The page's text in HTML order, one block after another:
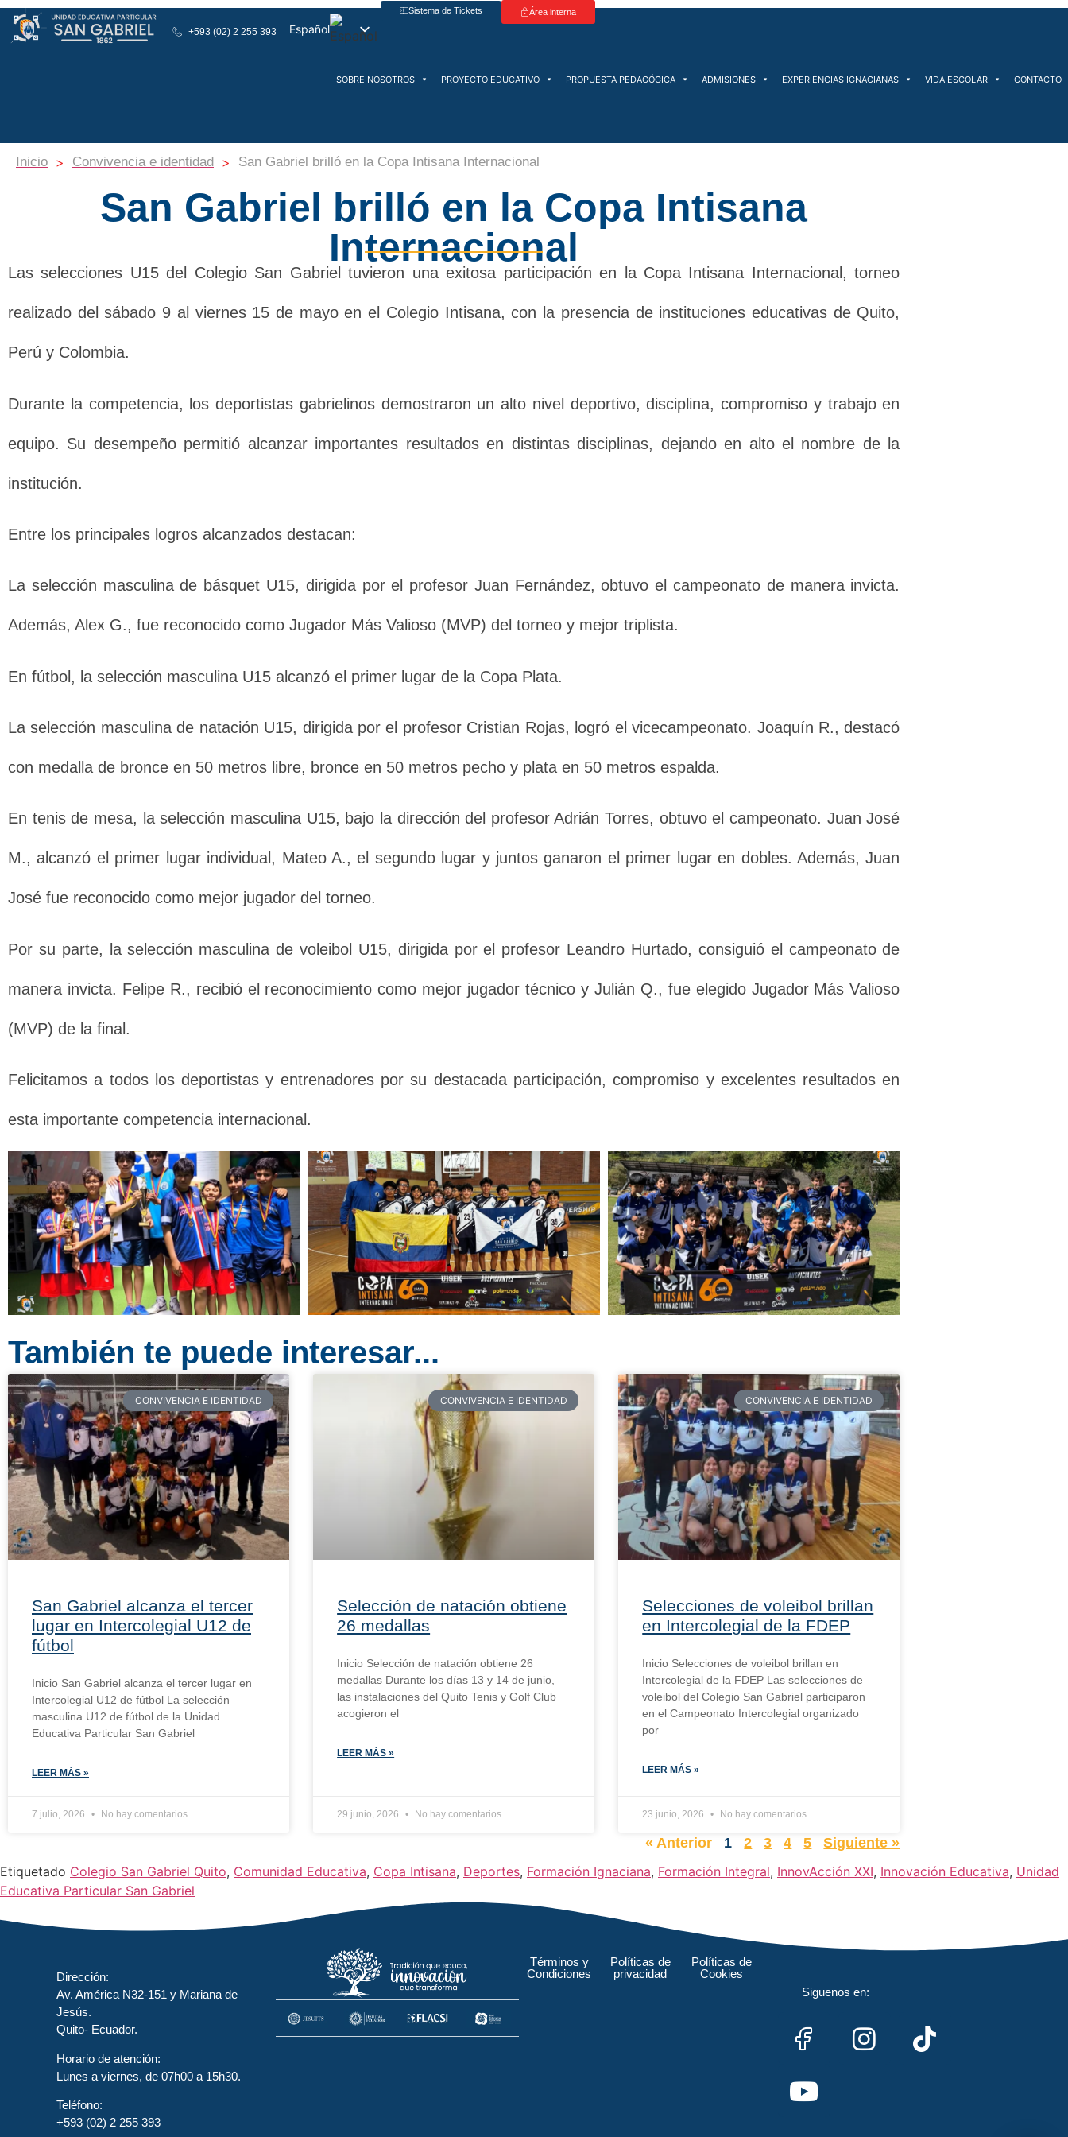
+593 (02) 2 255 393 Español
Sistema de Tickets Área interna
SOBRE NOSOTROS PROYECTO EDUCATIVO PROPUESTA PEDAGÓGICA ADMISIONES EXPERIENCIAS IGNACIANAS VIDA ESCOLAR CONTACTO
Inicio > Convivencia e identidad > San Gabriel brilló en la Copa Intisana Internacional
San Gabriel brilló en la Copa Intisana
Internacional
Las selecciones U15 del Colegio San Gabriel tuvieron una exitosa participación en la Copa Intisana Internacional, torneo
realizado del sábado 9 al viernes 15 de mayo en el Colegio Intisana, con la presencia de instituciones educativas de Quito,
Perú y Colombia.
Durante la competencia, los deportistas gabrielinos demostraron un alto nivel deportivo, disciplina, compromiso y trabajo en
equipo. Su desempeño permitió alcanzar importantes resultados en distintas disciplinas, dejando en alto el nombre de la
institución.
Entre los principales logros alcanzados destacan:
La selección masculina de básquet U15, dirigida por el profesor Juan Fernández, obtuvo el campeonato de manera invicta.
Además, Alex G., fue reconocido como Jugador Más Valioso (MVP) del torneo y mejor triplista.
En fútbol, la selección masculina U15 alcanzó el primer lugar de la Copa Plata.
La selección masculina de natación U15, dirigida por el profesor Cristian Rojas, logró el vicecampeonato. Joaquín R., destacó
con medalla de bronce en 50 metros libre, bronce en 50 metros pecho y plata en 50 metros espalda.
En tenis de mesa, la selección masculina U15, bajo la dirección del profesor Adrián Torres, obtuvo el campeonato. Juan José
M., alcanzó el primer lugar individual, Mateo A., el segundo lugar y juntos ganaron el primer lugar en dobles. Además, Juan
José fue reconocido como mejor jugador del torneo.
Por su parte, la selección masculina de voleibol U15, dirigida por el profesor Leandro Hurtado, consiguió el campeonato de
manera invicta. Felipe R., recibió el reconocimiento como mejor jugador técnico y Julián Q., fue elegido Jugador Más Valioso
(MVP) de la final.
Felicitamos a todos los deportistas y entrenadores por su destacada participación, compromiso y excelentes resultados en
esta importante competencia internacional.
También te puede interesar...
CONVIVENCIA E IDENTIDAD
San Gabriel alcanza el tercer
lugar en Intercolegial U12 de
fútbol
Inicio San Gabriel alcanza el tercer lugar en
Intercolegial U12 de fútbol La selección
masculina U12 de fútbol de la Unidad
Educativa Particular San Gabriel
LEER MÁS »
7 julio, 2026 No hay comentarios
CONVIVENCIA E IDENTIDAD
Selección de natación obtiene
26 medallas
Inicio Selección de natación obtiene 26
medallas Durante los días 13 y 14 de junio,
las instalaciones del Quito Tenis y Golf Club
acogieron el
LEER MÁS »
29 junio, 2026 No hay comentarios
CONVIVENCIA E IDENTIDAD
Selecciones de voleibol brillan
en Intercolegial de la FDEP
Inicio Selecciones de voleibol brillan en
Intercolegial de la FDEP Las selecciones de
voleibol del Colegio San Gabriel participaron
en el Campeonato Intercolegial organizado
por
LEER MÁS »
23 junio, 2026 No hay comentarios
« Anterior 1 2 3 4 5
Siguiente »
Etiquetado Colegio San Gabriel Quito, Comunidad Educativa, Copa Intisana, Deportes, Formación Ignaciana, Formación Integral, InnovAcción XXI, Innovación Educativa, Unidad
Educativa Particular San Gabriel
Dirección:
Av. América N32-151 y Mariana de
Jesús.
Quito- Ecuador.
Horario de atención:
Lunes a viernes, de 07h00 a 15h30.
Teléfono:
+593 (02) 2 255 393
Términos y
Condiciones
Políticas de
privacidad
Políticas de
Cookies
Siguenos en: